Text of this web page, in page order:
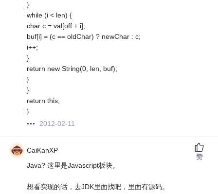
}
while (i < len) {
char c = val[off + i];
buf[i] = (c == oldChar) ? newChar : c;
i++;
}
return new String(0, len, buf);
}
}
return this;
}
2012-02-11
CaiKanXP
Java? 这里是Javascript板块。
想看实现的话，去JDK里面找吧，里面有源码。
赞